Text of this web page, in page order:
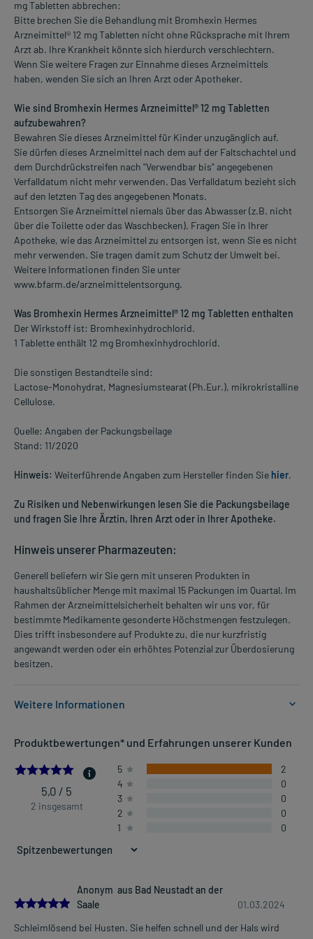
mg Tabletten abbrechen:
Bitte brechen Sie die Behandlung mit Bromhexin Hermes
Arzneimittel® 12 mg Tabletten nicht ohne Rücksprache mit Ihrem
Arzt ab. Ihre Krankheit könnte sich hierdurch verschlechtern.
Wenn Sie weitere Fragen zur Einnahme dieses Arzneimittels
haben, wenden Sie sich an Ihren Arzt oder Apotheker.
Wie sind Bromhexin Hermes Arzneimittel® 12 mg Tabletten
aufzubewahren?
Bewahren Sie dieses Arzneimittel für Kinder unzugänglich auf.
Sie dürfen dieses Arzneimittel nach dem auf der Faltschachtel und
dem Durchdrückstreifen nach "Verwendbar bis" angegebenen
Verfalldatum nicht mehr verwenden. Das Verfalldatum bezieht sich
auf den letzten Tag des angegebenen Monats.
Entsorgen Sie Arzneimittel niemals über das Abwasser (z.B. nicht
über die Toilette oder das Waschbecken). Fragen Sie in Ihrer
Apotheke, wie das Arzneimittel zu entsorgen ist, wenn Sie es nicht
mehr verwenden. Sie tragen damit zum Schutz der Umwelt bei.
Weitere Informationen finden Sie unter
www.bfarm.de/arzneimittelentsorgung.
Was Bromhexin Hermes Arzneimittel® 12 mg Tabletten enthalten
Der Wirkstoff ist: Bromhexinhydrochlorid.
1 Tablette enthält 12 mg Bromhexinhydrochlorid.
Die sonstigen Bestandteile sind:
Lactose-Monohydrat, Magnesiumstearat (Ph.Eur.), mikrokristalline
Cellulose.
Quelle: Angaben der Packungsbeilage
Stand: 11/2020
Hinweis: Weiterführende Angaben zum Hersteller finden Sie hier.
Zu Risiken und Nebenwirkungen lesen Sie die Packungsbeilage
und fragen Sie Ihre Ärztin, Ihren Arzt oder in Ihrer Apotheke.
Hinweis unserer Pharmazeuten:
Generell beliefern wir Sie gern mit unseren Produkten in
haushaltsüblicher Menge mit maximal 15 Packungen im Quartal. Im
Rahmen der Arzneimittelsicherheit behalten wir uns vor, für
bestimmte Medikamente gesonderte Höchstmengen festzulegen.
Dies trifft insbesondere auf Produkte zu, die nur kurzfristig
angewandt werden oder ein erhöhtes Potenzial zur Überdosierung
besitzen.
Weitere Informationen
- Atemwegserkrankungen mit zähem Schleim, wie zum Beispiel ein
Dosierung und Anwendungshinweise:
Jugendliche ab 14 Jahren und Erwachsene
3-mal täglich
nach der Mahlzeit
Die Gesamtdosis sollte nicht ohne Rücksprache mit einem Arzt
oder Apotheker überschritten werden.
Art der Anwendung?
Mehr anzeigen
Produktbewertungen* und Erfahrungen unserer Kunden
5.0
5,0 / 5
2 insgesamt
5
2
4
0
3
0
2
0
1
0
5.0
Anonym aus Bad Neustadt an der
Saale
01.03.2024
Schleimlösend bei Husten. Sie helfen schnell und der Hals wird